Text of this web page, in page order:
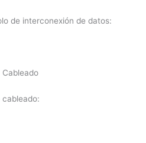
de interconexión de datos:
cableado: